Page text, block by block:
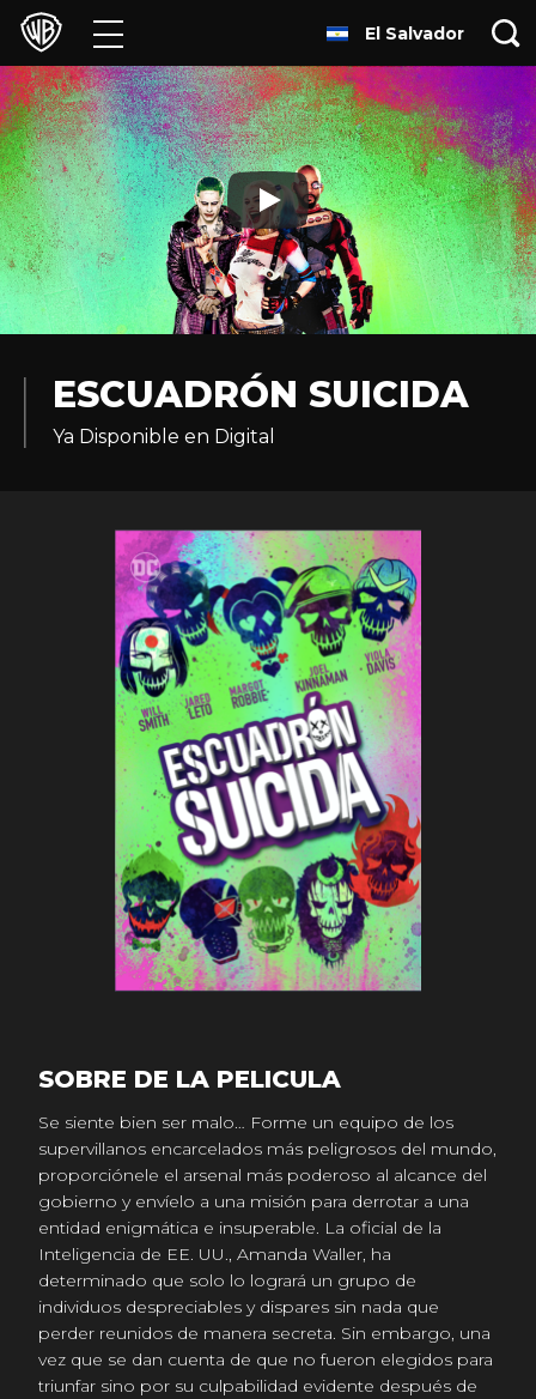
Películas
Series
Juegos y Aplicaciones
Franquicias
Colecciones
Experiencias
El Salvador
ESCUADRÓN SUICIDA
Ya Disponible en Digital
SOBRE DE LA PELICULA
Se siente bien ser malo… Forme un equipo de los
supervillanos encarcelados más peligrosos del mundo,
proporciónele el arsenal más poderoso al alcance del
gobierno y envíelo a una misión para derrotar a una
entidad enigmática e insuperable. La oficial de la
Inteligencia de EE. UU., Amanda Waller, ha
determinado que solo lo logrará un grupo de
individuos despreciables y dispares sin nada que
perder reunidos de manera secreta. Sin embargo, una
vez que se dan cuenta de que no fueron elegidos para
triunfar sino por su culpabilidad evidente después de